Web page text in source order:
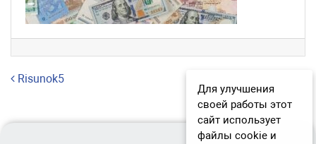
Навигация по записям
Risunok5
Для улучшения
своей работы этот
сайт использует
файлы cookie и